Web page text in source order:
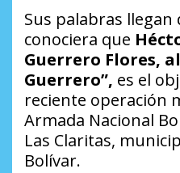
Sus palabras llegan
conociera que
Guerrero Flores,
Guerrero”, es el
reciente operación
Armada Nacional
Las Claritas,
Bolívar.